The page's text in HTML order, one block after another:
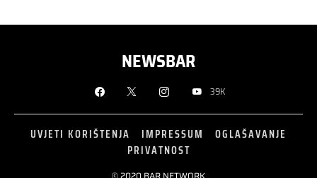
NEWSBAR
39K
UVJETI KORIŠTENJA IMPRESSUM
OGLAŠAVANJE
PRIVATNOST